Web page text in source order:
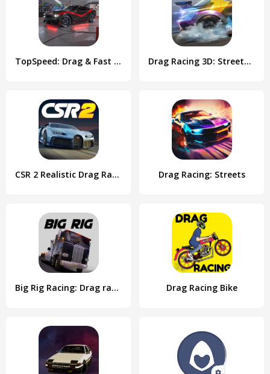
TopSpeed: Drag & Fast Racing Drag Racing 3D: Streets 2
CSR 2 Realistic Drag Racing Drag Racing: Streets
Big Rig Racing: Drag racing Drag Racing Bike